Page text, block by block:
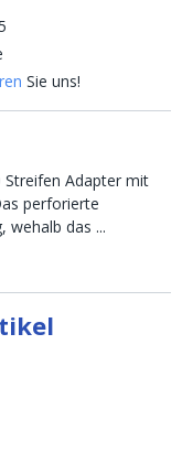
Sie uns!
Streifen Adapter mit
perforierte
wehalb das ...